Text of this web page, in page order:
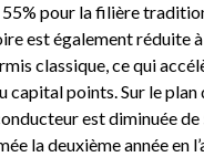
pour la filière
est également réduite à
classique, ce qui
points. Sur le plan
est diminuée
la deuxième année en